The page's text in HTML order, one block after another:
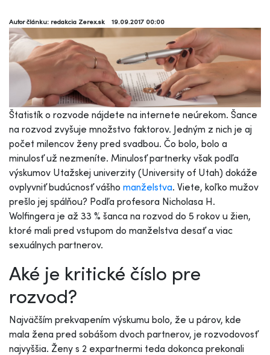
Autor článku: redakcia Zerex.sk 19.09.2017 00:00
Štatistík o rozvode nájdete na internete neúrekom. Šance
na rozvod zvyšuje množstvo faktorov. Jedným z nich je aj
počet milencov ženy pred svadbou. Čo bolo, bolo a
minulosť už nezmeníte. Minulosť partnerky však podľa
výskumov Utažskej univerzity (University of Utah) dokáže
ovplyvniť budúcnosť vášho manželstva. Viete, koľko mužov
prešlo jej spálňou? Podľa profesora Nicholasa H.
Wolfingera je až 33 % šanca na rozvod do 5 rokov u žien,
ktoré mali pred vstupom do manželstva desať a viac
sexuálnych partnerov.
Aké je kritické číslo pre
rozvod?
Najväčším prekvapením výskumu bolo, že u párov, kde
mala žena pred sobášom dvoch partnerov, je rozvodovosť
najvyššia. Ženy s 2 expartnermi teda dokonca prekonali